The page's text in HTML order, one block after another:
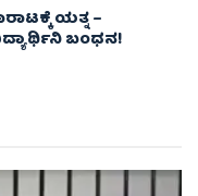
ಯತ್ನ –
ಬಂಧನ!